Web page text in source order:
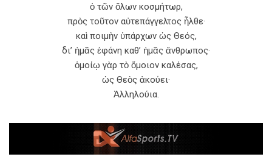
ὁ τῶν ὅλων κοσμήτωρ,
πρὸς τοῦτον αὐτεπάγγελτος ἦλθε·
καὶ ποιμὴν ὑπάρχων ὡς Θεός,
δι’ ἡμᾶς ἐφάνη καθ’ ἡμᾶς ἄνθρωπος·
ὁμοίῳ γὰρ τὸ ὅμοιον καλέσας,
ὡς Θεὸς ἀκούει·
Ἀλληλούια.